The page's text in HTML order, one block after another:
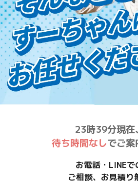
23時39分現在、
待ち時間なしでご
お電話・LINEで
ご相談、お見積り